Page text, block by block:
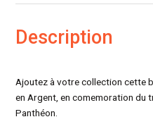
Description
Ajoutez à votre collection cette
en Argent, en comemoration du
Panthéon.